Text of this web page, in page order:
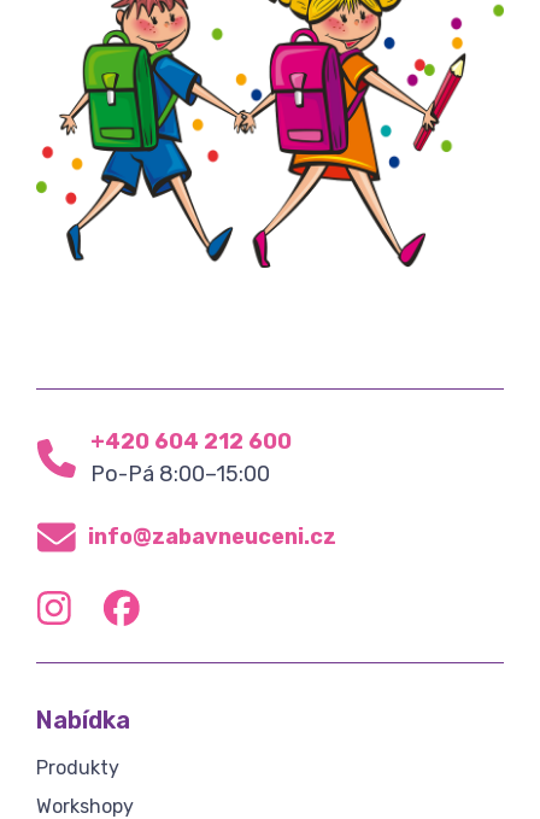
+420 604 212 600
Po-Pá 8:00–15:00
info@zabavneuceni.cz
Nabídka
Produkty
Workshopy